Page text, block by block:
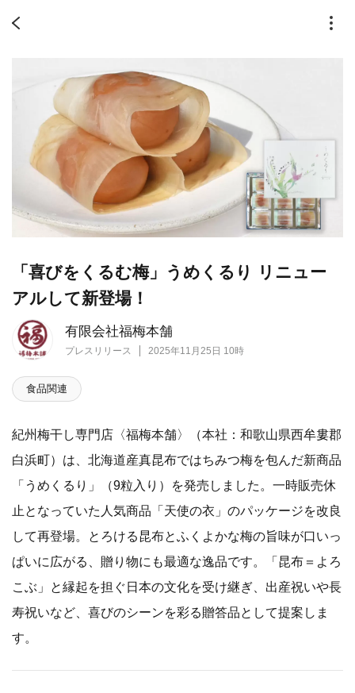
有限会社福梅本舗
プレスリリース 2025年11月25日 10時
「喜びをくるむ梅」うめくるり リニュー
アルして新登場！
食品関連
紀州梅干し専門店〈福梅本舗〉（本社：和歌山県西牟婁郡
白浜町）は、北海道産真昆布ではちみつ梅を包んだ新商品
「うめくるり」（9粒入り）を発売しました。一時販売休
止となっていた人気商品「天使の衣」のパッケージを改良
して再登場。とろける昆布とふくよかな梅の旨味が口いっ
ぱいに広がる、贈り物にも最適な逸品です。「昆布＝よろ
こぶ」と縁起を担ぐ日本の文化を受け継ぎ、出産祝いや長
寿祝いなど、喜びのシーンを彩る贈答品として提案しま
す。